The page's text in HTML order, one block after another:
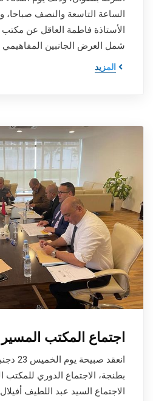
الساعة التاسعة والنصف صباحا،
شمل العرض الجانبين المفاهيمي
المزيد
اجتماع المكتب
بطنجة، الاجتماع الدوري للمكتب
الاجتماع السيد عبد اللطيف